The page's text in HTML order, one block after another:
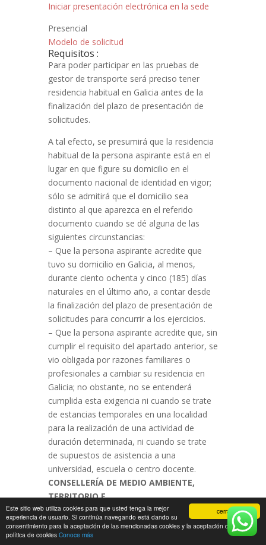
cerrar
Este sitio web utiliza cookies para que usted tenga la mejor
experiencia de usuario. Si continúa navegando está dando su
consentimiento para la aceptación de las mencionadas cookies y la aceptación de nuestra
política de cookies Conoce más
Iniciar presentación electrónica en la sede
Presencial
Modelo de solicitud
Requisitos :
Para poder participar en las pruebas de
gestor de transporte será preciso tener
residencia habitual en Galicia antes de la
finalización del plazo de presentación de
solicitudes.
A tal efecto, se presumirá que la residencia
habitual de la persona aspirante está en el
lugar en que figure su domicilio en el
documento nacional de identidad en vigor;
sólo se admitirá que el domicilio sea
distinto al que aparezca en el referido
documento cuando se dé alguna de las
siguientes circunstancias:
– Que la persona aspirante acredite que
tuvo su domicilio en Galicia, al menos,
durante ciento ochenta y cinco (185) días
naturales en el último año, a contar desde
la finalización del plazo de presentación de
solicitudes para concurrir a los ejercicios.
– Que la persona aspirante acredite que, sin
cumplir el requisito del apartado anterior, se
vio obligada por razones familiares o
profesionales a cambiar su residencia en
Galicia; no obstante, no se entenderá
cumplida esta exigencia ni cuando se trate
de estancias temporales en una localidad
para la realización de una actividad de
duración determinada, ni cuando se trate
de supuestos de asistencia a una
universidad, escuela o centro docente.
CONSELLERÍA DE MEDIO AMBIENTE,
TERRITORIO E
INFRAESTRUTURASDIRECCION XERAL DE
MOBILIDADE